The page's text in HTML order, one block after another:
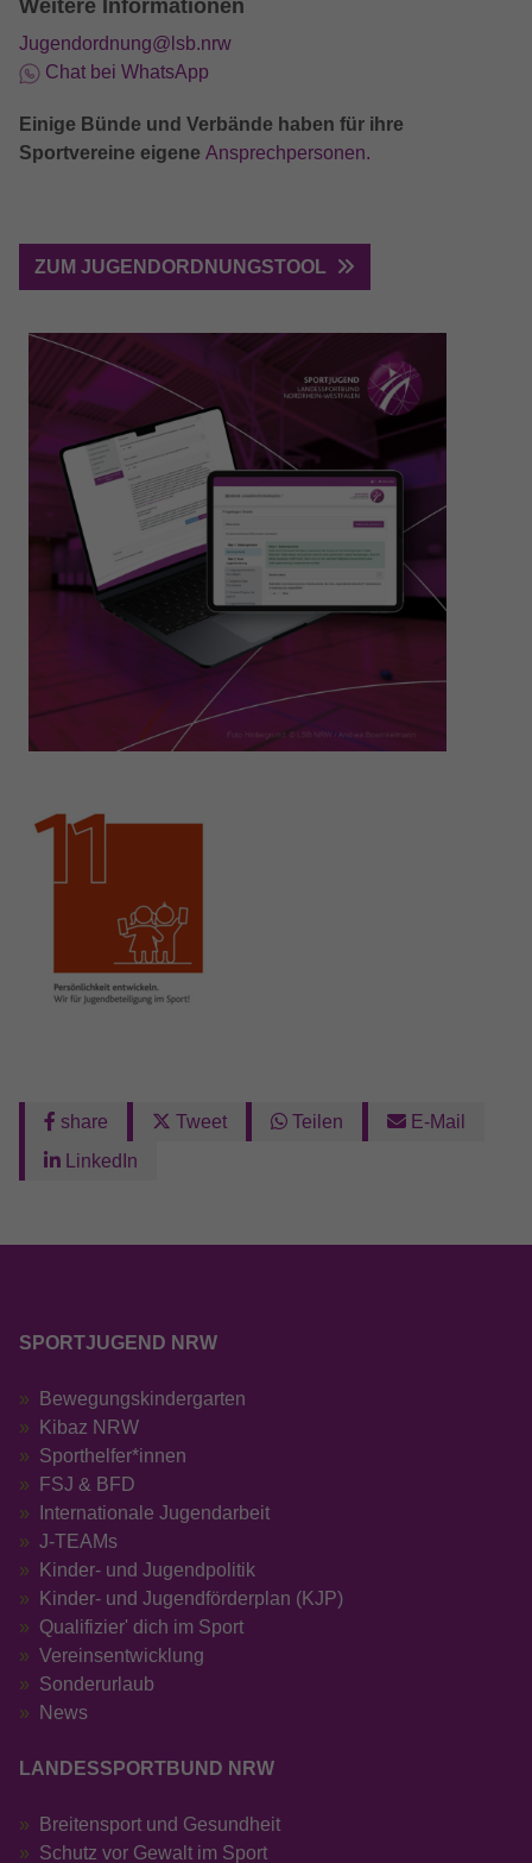
Weitere Informationen
Jugendordnung@lsb.nrw
Chat bei WhatsApp
Einige Bünde und Verbände haben für ihre
Sportvereine eigene Ansprechpersonen.
ZUM JUGENDORDNUNGSTOOL
share Tweet Teilen
E-Mail
LinkedIn
SPORTJUGEND NRW
Bewegungskindergarten
Kibaz NRW
Sporthelfer*innen
FSJ & BFD
Internationale Jugendarbeit
J-TEAMs
Kinder- und Jugendpolitik
Kinder- und Jugendförderplan (KJP)
Qualifizier' dich im Sport
Vereinsentwicklung
Sonderurlaub
News
LANDESSPORTBUND NRW
Breitensport und Gesundheit
Schutz vor Gewalt im Sport